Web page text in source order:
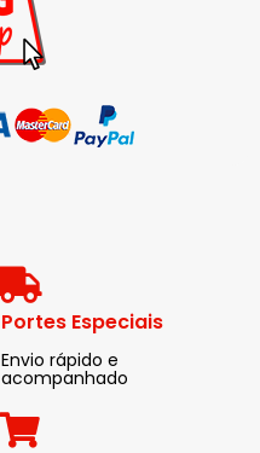
Portes Especiais
Envio rápido e
acompanhado